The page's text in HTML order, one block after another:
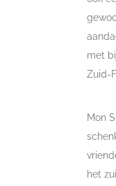
met
Zuid-
Mon
het